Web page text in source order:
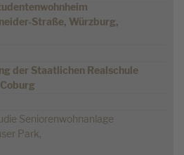
Straße, Würzburg,
der Staatlichen Realschule
Seniorenwohnanlage
Park,